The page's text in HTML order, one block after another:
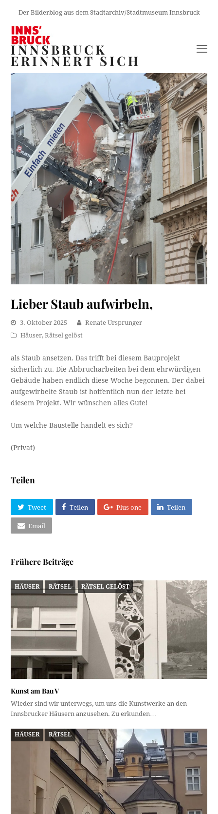
Der Bilderblog aus dem Stadtarchiv/Stadtmuseum Innsbruck
INNSBRUCK
ERINNERT SICH
Lieber Staub aufwirbeln,
3. Oktober 2025
Renate Ursprunger
Häuser,Rätsel gelöst
als Staub ansetzen. Das trifft bei diesem Bauprojekt
sicherlich zu. Die Abbrucharbeiten bei dem ehrwürdigen
Gebäude haben endlich diese Woche begonnen. Der dabei
aufgewirbelte Staub ist hoffentlich nun der letzte bei
diesem Projekt. Wir wünschen alles Gute!
Um welche Baustelle handelt es sich?
(Privat)
Teilen
Tweet Teilen Plus one Teilen
Email
Frühere Beiträge
HÄUSER RÄTSEL RÄTSEL GELÖST
Kunst am Bau V
Wieder sind wir unterwegs, um uns die Kunstwerke an den
Innsbrucker Häusern anzusehen. Zu erkunden…
HÄUSER RÄTSEL